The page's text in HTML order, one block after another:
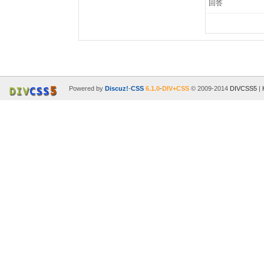
回答
Powered byDiscuz!-CSS 6.1.0-DIV+CSS © 2009-2014 DIVCSS5 |